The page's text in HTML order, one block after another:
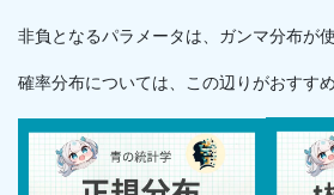
非負となるパラメータは、ガンマ分布が
確率分布については、この辺りがおすす